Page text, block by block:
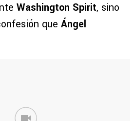
Washington Spirit, sino
que Ángel